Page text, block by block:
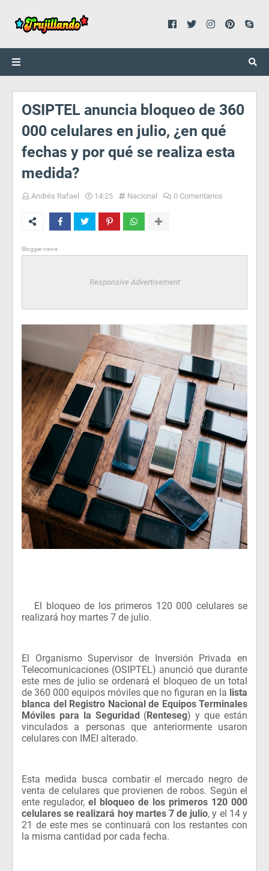
OSIPTEL anuncia bloqueo de 360
000 celulares en julio, ¿en qué
fechas y por qué se realiza esta
medida?
Andrés Rafael 14:25 Nacional 0 Comentarios
Blogger news
Responsive Advertisement
El bloqueo de los primeros 120 000 celulares se
realizará hoy martes 7 de julio.
El Organismo Supervisor de Inversión Privada en
Telecomunicaciones (OSIPTEL) anunció que durante
este mes de julio se ordenará el bloqueo de un total
de 360 000 equipos móviles que no figuran en la lista
blanca del Registro Nacional de Equipos Terminales
Móviles para la Seguridad (Renteseg) y que están
vinculados a personas que anteriormente usaron
celulares con IMEI alterado.
Esta medida busca combatir el mercado negro de
venta de celulares que provienen de robos. Según el
ente regulador, el bloqueo de los primeros 120 000
celulares se realizará hoy martes 7 de julio, y el 14 y
21 de este mes se continuará con los restantes con
la misma cantidad por cada fecha.